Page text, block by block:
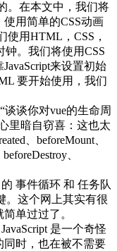
。在本文中，我们将
用简单的CSS动画
使用HTML，CSS，
钟。我们将使用CSS
来设置初始
要开始使用，我们
谈谈你对vue的生命周
里暗自窃喜：这也太
、beforeMount、
、
的 事件循环 和 任务队
。这个网上其实有很
单过过了。
是一个奇怪
同时，也在被不需要